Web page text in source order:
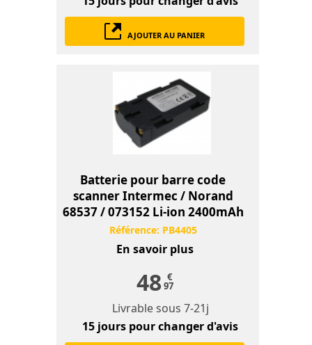
AJOUTER AU PANIER
Batterie pour barre code
scanner Intermec / Norand
68537 / 073152 Li-ion 2400mAh
Référence: PB4405
En savoir plus
48 €
97
Livrable sous 7-21j
15 jours pour changer d'avis